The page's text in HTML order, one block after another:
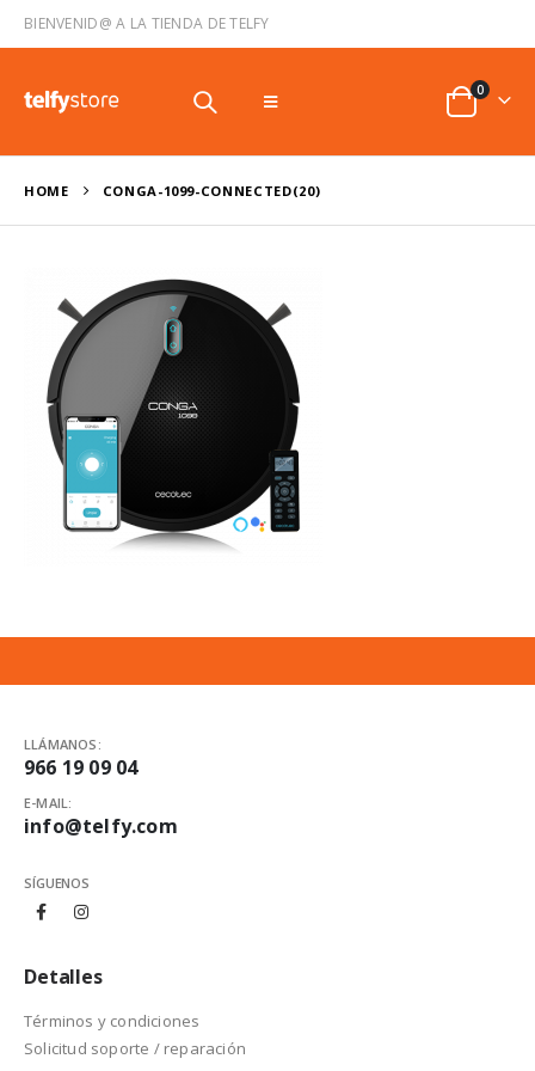
BIENVENID@ A LA TIENDA DE TELFY
0
HOME CONGA-1099-CONNECTED(20)
LLÁMANOS:
966 19 09 04
E-MAIL:
info@telfy.com
SÍGUENOS
Detalles
Términos y condiciones
Solicitud soporte / reparación